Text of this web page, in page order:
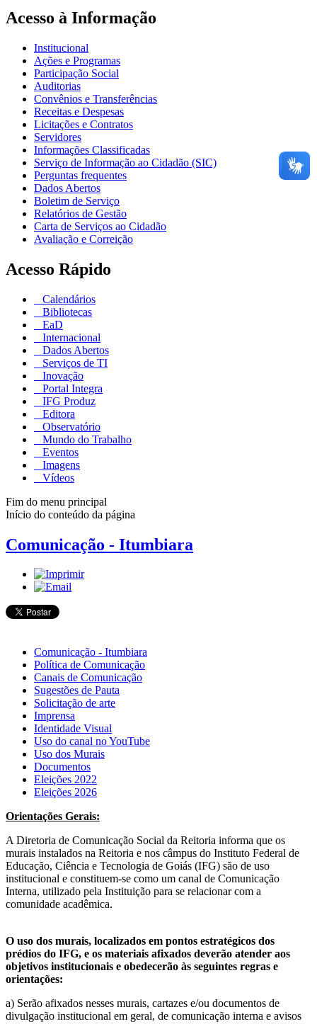
Acesso à Informação
Institucional
Ações e Programas
Participação Social
Auditorias
Convênios e Transferências
Receitas e Despesas
Licitações e Contratos
Servidores
Informações Classificadas
Serviço de Informação ao Cidadão (SIC)
Perguntas frequentes
Dados Abertos
Boletim de Serviço
Relatórios de Gestão
Carta de Serviços ao Cidadão
Avaliação e Correição
Acesso Rápido
Calendários
Bibliotecas
EaD
Internacional
Dados Abertos
Serviços de TI
Inovação
Portal Integra
IFG Produz
Editora
Observatório
Mundo do Trabalho
Eventos
Imagens
Vídeos
Fim do menu principal
Início do conteúdo da página
Comunicação - Itumbiara
Comunicação - Itumbiara
Política de Comunicação
Canais de Comunicação
Sugestões de Pauta
Solicitação de arte
Imprensa
Identidade Visual
Uso do canal no YouTube
Uso dos Murais
Documentos
Eleições 2022
Eleições 2026
Orientações Gerais:
A Diretoria de Comunicação Social da Reitoria informa que os
murais instalados na Reitoria e nos câmpus do Instituto Federal de
Educação, Ciência e Tecnologia de Goiás (IFG) são de uso
institucional e constituem-se como um canal de Comunicação
Interna, utilizado pela Instituição para se relacionar com a
comunidade acadêmica.
O uso dos murais, localizados em pontos estratégicos dos
prédios do IFG, e os materiais afixados deverão atender aos
objetivos institucionais e obedecerão às seguintes regras e
orientações:
a) Serão afixados nesses murais, cartazes e/ou documentos de
divulgação institucional em geral, de comunicação interna e avisos